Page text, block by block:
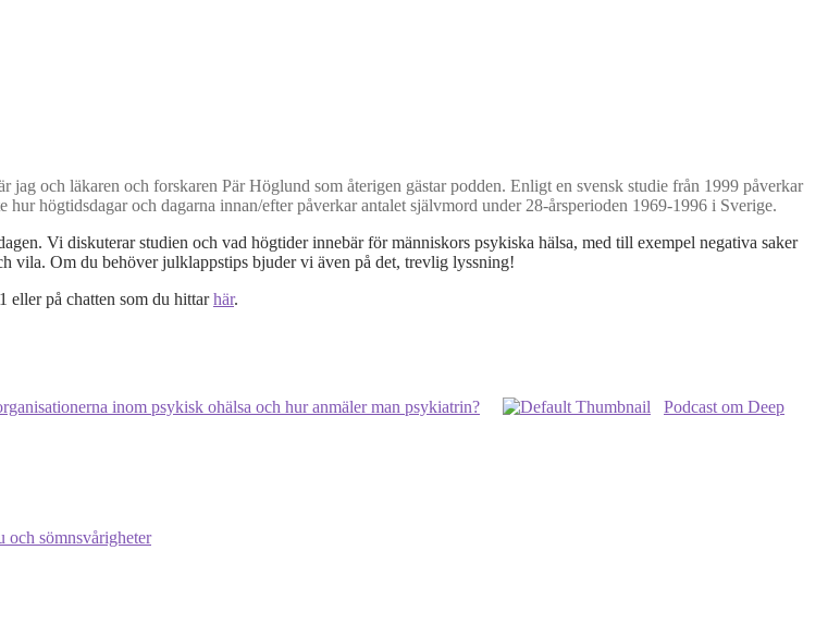
och läkaren och forskaren Pär Höglund som återigen gästar podden. Enligt en svensk studie från 1999 påverkar
högtidsdagar och dagarna innan/efter påverkar antalet självmord under 28-årsperioden 1969-1996 i Sverige.
Vi diskuterar studien och vad högtider innebär för människors psykiska hälsa, med till exempel negativa saker
vila. Om du behöver julklappstips bjuder vi även på det, trevlig lyssning!
eller på chatten som du hittarhär.
inom psykisk ohälsa och hur anmäler man psykiatrin? Podcast om Deep
och sömnsvårigheter